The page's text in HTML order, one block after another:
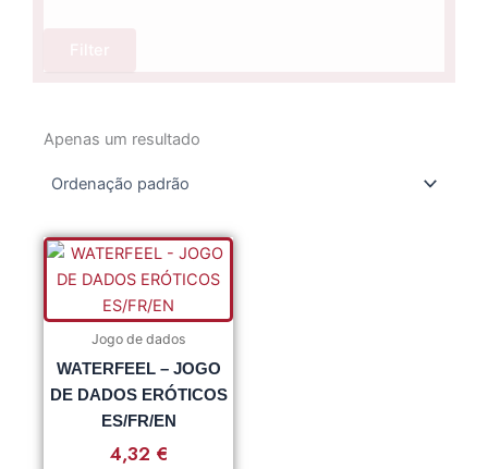
Apenas um resultado
Jogo de dados
WATERFEEL – JOGO
DE DADOS ERÓTICOS
ES/FR/EN
4,32 €